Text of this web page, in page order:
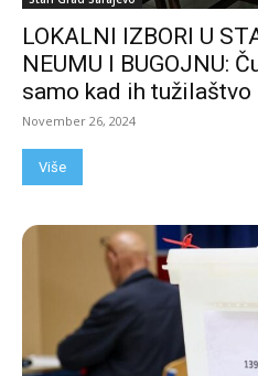
LOKALNI IZBORI U
NEUMU I BUGOJNU:
samo kad ih
November 26, 2024
Više